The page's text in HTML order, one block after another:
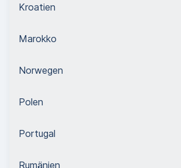
Kroatien
Marokko
Norwegen
Polen
Portugal
Rumänien